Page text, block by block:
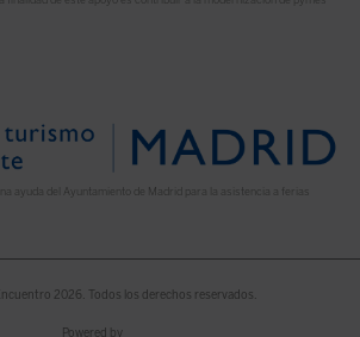
ayuda del Ayuntamiento de Madrid para la asistencia a ferias
2026. Todos los derechos reservados.
Powered by